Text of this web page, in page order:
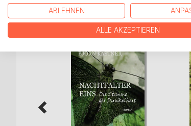
WEITERE TITEL
ABLEHNEN
ALLE AKZEPTIEREN